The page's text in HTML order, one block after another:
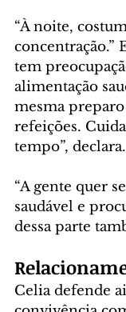
“À noite,
concentração.”
tem
alimentação
mesma
refeições.
tempo”, declara.
“A gente quer
saudável e
dessa parte
Celia defende